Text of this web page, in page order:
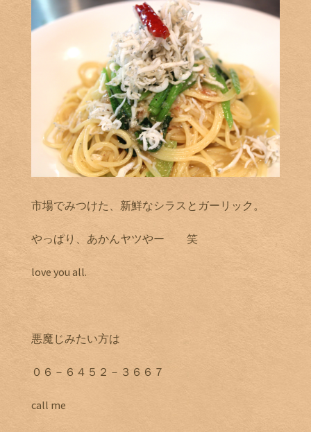
市場でみつけた、新鮮なシラスとガーリック。
やっぱり、あかんヤツやー 笑
love you all.
悪魔じみたい方は
０６－６４５２－３６６７
call me